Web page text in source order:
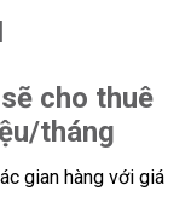
cho thuê
tháng